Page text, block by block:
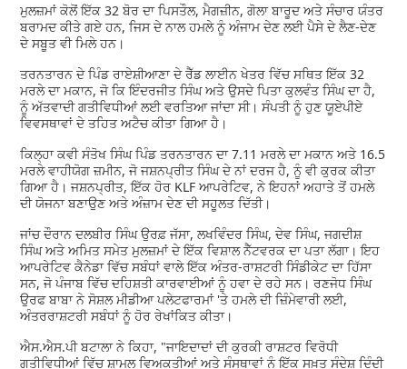
ਮੁਲਜ਼ਮਾਂ ਕੋਲੋਂ ਇੱਕ 32 ਬੋਰ ਦਾ ਪਿਸਤੌਲ, ਮੈਗਜ਼ੀਨ, ਗੋਲਾ ਬਾਰੂਦ ਅਤੇ ਸੰਚਾਰ ਯੰਤਰ
ਬਰਾਮਦ ਕੀਤੇ ਗਏ ਹਨ, ਜਿਸ ਦੇ ਨਾਲ ਹਮਲੇ ਨੂੰ ਅੰਜਾਮ ਦੇਣ ਲਈ ਪੈਸੇ ਦੇ ਲੈਣ-ਦੇਣ
ਦੇ ਸਬੂਤ ਵੀ ਮਿਲੇ ਹਨ।
ਤਰਨਤਾਰਨ ਦੇ ਪਿੰਡ ਰਾਏਸ਼ੀਆਣਾ ਦੇ ਰੈੱਡ ਲਾਈਨ ਖੇਤਰ ਵਿੱਚ ਸਥਿਤ ਇੱਕ 32
ਮਰਲੇ ਦਾ ਮਕਾਨ, ਜੋ ਕਿ ਇੰਦਰਜੀਤ ਸਿੰਘ ਅਤੇ ਉਸਦੇ ਪਿਤਾ ਕੁਲਵੰਤ ਸਿੰਘ ਦਾ ਹੈ,
ਨੂੰ ਅੱਤਵਾਦੀ ਗਤੀਵਿਧੀਆਂ ਲਈ ਵਰਤਿਆ ਜਾਂਦਾ ਸੀ। ਸੰਪਤੀ ਨੂੰ ਹੁਣ ਯੂਏਪੀਏ
ਵਿਵਸਥਾਵਾਂ ਦੇ ਤਹਿਤ ਅਟੈਚ ਕੀਤਾ ਗਿਆ ਹੈ।
ਕਿਲ੍ਹਾ ਕਵੀ ਸੰਤੋਖ ਸਿੰਘ ਪਿੰਡ ਤਰਨਤਾਰਨ ਦਾ 7.11 ਮਰਲੇ ਦਾ ਮਕਾਨ ਅਤੇ 16.5
ਮਰਲੇ ਵਾਹੀਯੋਗ ਜ਼ਮੀਨ, ਜੋ ਜਸ਼ਨਪ੍ਰੀਤ ਸਿੰਘ ਦੇ ਨਾਂ ਦਰਜ ਹੈ, ਨੂੰ ਵੀ ਕੁਰਕ ਕੀਤਾ
ਗਿਆ ਹੈ। ਜਸ਼ਨਪ੍ਰੀਤ, ਇੱਕ ਹੋਰ KLF ਆਪਰੇਟਿਵ, ਨੇ ਇਹਨਾਂ ਅਹਾਤੇ ਤੋਂ ਹਮਲੇ
ਦੀ ਯੋਜਨਾ ਬਣਾਉਣ ਅਤੇ ਅੰਜ਼ਾਮ ਦੇਣ ਦੀ ਸਹੂਲਤ ਦਿੱਤੀ।
ਜਾਂਚ ਦੌਰਾਨ ਦਲਬੀਰ ਸਿੰਘ ਉਰਫ਼ ਜੱਸਾ, ਲਖਵਿੰਦਰ ਸਿੰਘ, ਦੇਵ ਸਿੰਘ, ਜਗਦੀਸ਼
ਸਿੰਘ ਅਤੇ ਅਮਿਤ ਸਮੇਤ ਮੁਲਜ਼ਮਾਂ ਦੇ ਇੱਕ ਵਿਸ਼ਾਲ ਨੈੱਟਵਰਕ ਦਾ ਪਤਾ ਲੱਗਾ। ਇਹ
ਆਪਰੇਟਿਵ ਕੈਨੇਡਾ ਵਿੱਚ ਸਬੰਧਾਂ ਵਾਲੇ ਇੱਕ ਅੰਤਰ-ਰਾਸ਼ਟਰੀ ਸਿੰਡੀਕੇਟ ਦਾ ਹਿੱਸਾ
ਸਨ, ਜੋ ਪੰਜਾਬ ਵਿੱਚ ਦਹਿਸ਼ਤੀ ਕਾਰਵਾਈਆਂ ਨੂੰ ਹਵਾ ਦੇ ਰਹੇ ਸਨ। ਰਣਜੋਧ ਸਿੰਘ
ਉਰਫ ਬਾਬਾ ਨੇ ਸੋਸ਼ਲ ਮੀਡੀਆ ਪਲੇਟਫਾਰਮਾਂ 'ਤੇ ਹਮਲੇ ਦੀ ਜ਼ਿੰਮੇਵਾਰੀ ਲਈ,
ਅੰਤਰਰਾਸ਼ਟਰੀ ਸਬੰਧਾਂ ਨੂੰ ਹੋਰ ਰੇਖਾਂਕਿਤ ਕੀਤਾ।
ਐਸ.ਐਸ.ਪੀ ਬਟਾਲਾ ਨੇ ਕਿਹਾ, "ਜਾਇਦਾਦਾਂ ਦੀ ਕੁਰਕੀ ਰਾਸ਼ਟਰ ਵਿਰੋਧੀ
ਗਤੀਵਿਧੀਆਂ ਵਿੱਚ ਸ਼ਾਮਲ ਵਿਅਕਤੀਆਂ ਅਤੇ ਸੰਸਥਾਵਾਂ ਨੂੰ ਇੱਕ ਸਖ਼ਤ ਸੰਦੇਸ਼ ਦਿੰਦੀ